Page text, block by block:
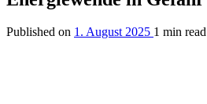
Published on 1. August 2025 1 min read